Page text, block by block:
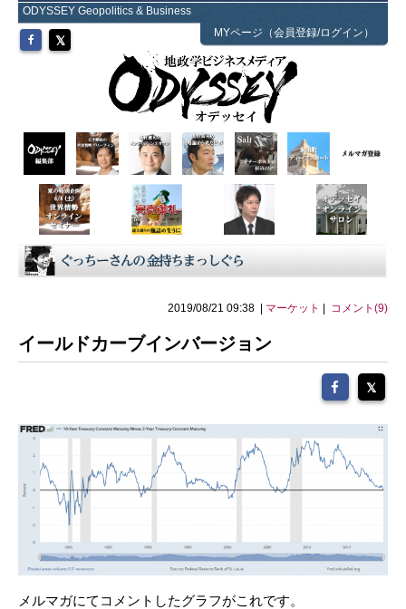
ODYSSEY Geopolitics & Business
MYページ（会員登録/ログイン）
2019/08/21 09:38 | マーケット コメント(9)
イールドカーブインバージョン
メルマガにてコメントしたグラフがこれです。